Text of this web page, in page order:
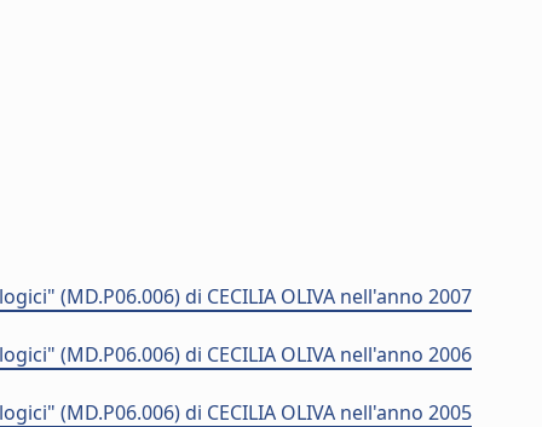
(MD.P06.006) di CECILIA OLIVA nell'anno 2007
(MD.P06.006) di CECILIA OLIVA nell'anno 2006
(MD.P06.006) di CECILIA OLIVA nell'anno 2005